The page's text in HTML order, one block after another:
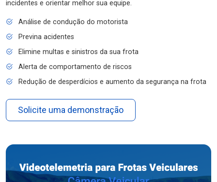
incidentes e orientar melhor sua equipe.
Análise de condução do motorista
Previna acidentes
Elimine multas e sinistros da sua frota
Alerta de comportamento de riscos
Redução de desperdícios e aumento da segurança na frota
Solicite uma demonstração